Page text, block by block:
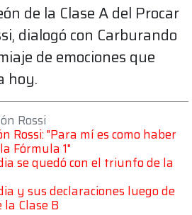
de la Clase A del Procar
dialogó con Carburando
de emociones que
hoy.
Rossi
Rossi: "Para mí es como haber
Fórmula 1"
se quedó con el triunfo de la
y sus declaraciones luego de
Clase B